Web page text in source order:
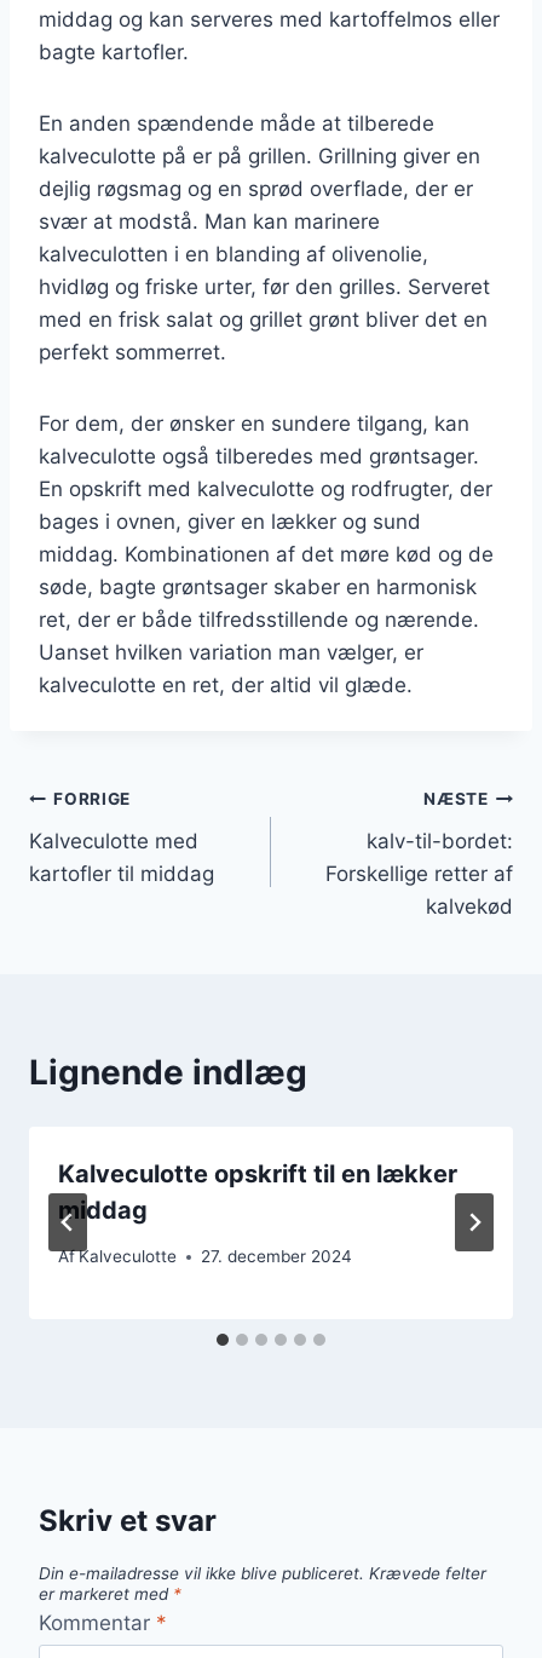
middag og kan serveres med kartoffelmos eller
bagte kartofler.
En anden spændende måde at tilberede
kalveculotte på er på grillen. Grillning giver en
dejlig røgsmag og en sprød overflade, der er
svær at modstå. Man kan marinere
kalveculotten i en blanding af olivenolie,
hvidløg og friske urter, før den grilles. Serveret
med en frisk salat og grillet grønt bliver det en
perfekt sommerret.
For dem, der ønsker en sundere tilgang, kan
kalveculotte også tilberedes med grøntsager.
En opskrift med kalveculotte og rodfrugter, der
bages i ovnen, giver en lækker og sund
middag. Kombinationen af det møre kød og de
søde, bagte grøntsager skaber en harmonisk
ret, der er både tilfredsstillende og nærende.
Uanset hvilken variation man vælger, er
kalveculotte en ret, der altid vil glæde.
Indlægsnavigation
FORRIGE
Kalveculotte med
kartofler til middag
NÆSTE
kalv-til-bordet:
Forskellige retter af
kalvekød
Lignende indlæg
Kalveculotte opskrift til en lækker
middag
AfKalveculotte 27. december 2024
Skriv et svar
Din e-mailadresse vil ikke blive publiceret. Krævede felter
er markeret med *
Kommentar *